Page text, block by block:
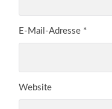
E-Mail-Adresse *
Website